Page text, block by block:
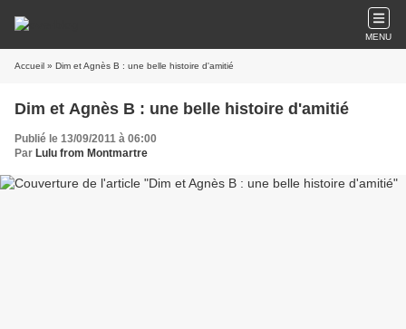
MENU
Accueil » Dim et Agnès B : une belle histoire d'amitié
Dim et Agnès B : une belle histoire d'amitié
Publié le 13/09/2011 à 06:00
Par Lulu from Montmartre